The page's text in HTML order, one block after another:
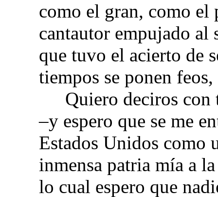
como el gran, como
cantautor empujado
que tuvo el acierto de
tiempos se ponen
Quiero deciros con
–y espero que se me
Estados Unidos como
inmensa patria mía a
lo cual espero que